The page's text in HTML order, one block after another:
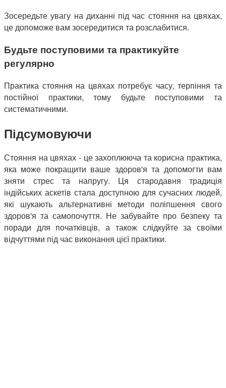
Зосередьте увагу на диханні під час стояння на цвяхах,
це допоможе вам зосередитися та розслабитися.
Будьте поступовими та практикуйте
регулярно
Практика стояння на цвяхах потребує часу, терпіння та
постійної практики, тому будьте поступовими та
систематичними.
Підсумовуючи
Стояння на цвяхах - це захоплююча та корисна практика,
яка може покращити ваше здоров'я та допомогти вам
зняти стрес та напругу. Ця стародавня традиція
індійських аскетів стала доступною для сучасних людей,
які шукають альтернативні методи поліпшення свого
здоров'я та самопочуття. Не забувайте про безпеку та
поради для початківців, а також слідкуйте за своїми
відчуттями під час виконання цієї практики.